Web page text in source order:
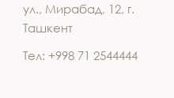
ул., Мирабад, 12, г.
Ташкент
Тел: +998 71 2544444